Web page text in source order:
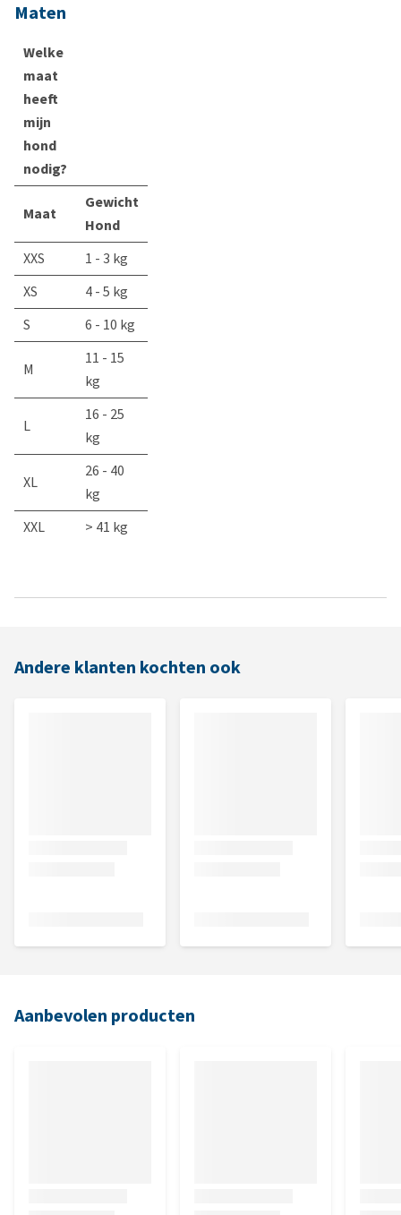
Maten
Welke
maat
heeft
mijn
hond
nodig?
Maat
Gewicht
Hond
XXS
1 - 3 kg
XS
4 - 5 kg
S
6 - 10 kg
M
11 - 15
kg
L
16 - 25
kg
XL
26 - 40
kg
XXL
> 41 kg
Andere klanten kochten ook
Aanbevolen producten